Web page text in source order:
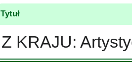
Tytuł
Z KRAJU: